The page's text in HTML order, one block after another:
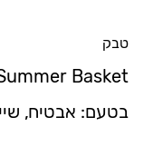
טבק
Basket
בטעם: אבטיח,